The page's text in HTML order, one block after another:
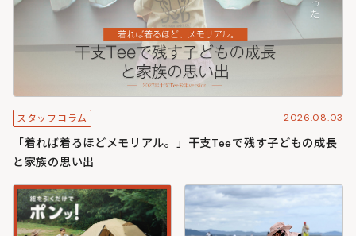
スタッフコラム 2026.08.03
「着れば着るほどメモリアル。」干支Teeで残す子どもの成長
と家族の思い出